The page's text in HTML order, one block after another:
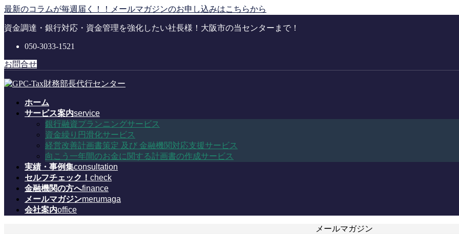
コ
テ
に
移
動
ナ
ゲ
ョ
ン
に
最新のコラムが毎週届く！！メールマガジンのお申し込みはこちらから
資金調達・銀行対応・資金管理を強化したい社長様！大阪市の当センターまで！
050-3033-1521
お問合せ
ホーム
サービス案内service
銀行融資プランニングサービス
資金繰り円滑化サービス
経営改善計画書策定 及び 金融機関対応支援サービス
向こう一年間のお金に関する計画書の作成サービス
実績・事例集consultation
セルフチェック！ check
金融機関の方へfinance
メールマガジンmerumaga
会社案内office
メールマガジン